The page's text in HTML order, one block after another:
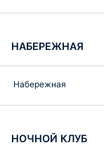
НАБЕРЕЖНАЯ
Набережная
НОЧНОЙ КЛУБ